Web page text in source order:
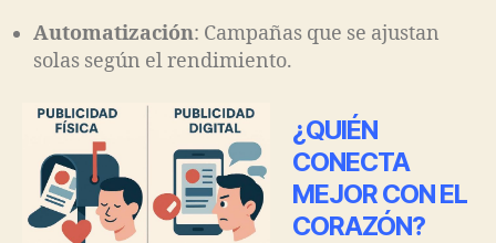
Automatización: Campañas que se ajustan
solas según el rendimiento.
¿QUIÉN
CONECTA
MEJOR CON EL
CORAZÓN?